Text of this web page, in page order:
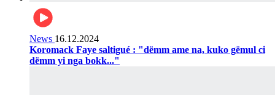
News 16.12.2024
Koromack Faye saltigué : "dëmm ame na, kuko gëmul ci
dëmm yi nga bokk..."